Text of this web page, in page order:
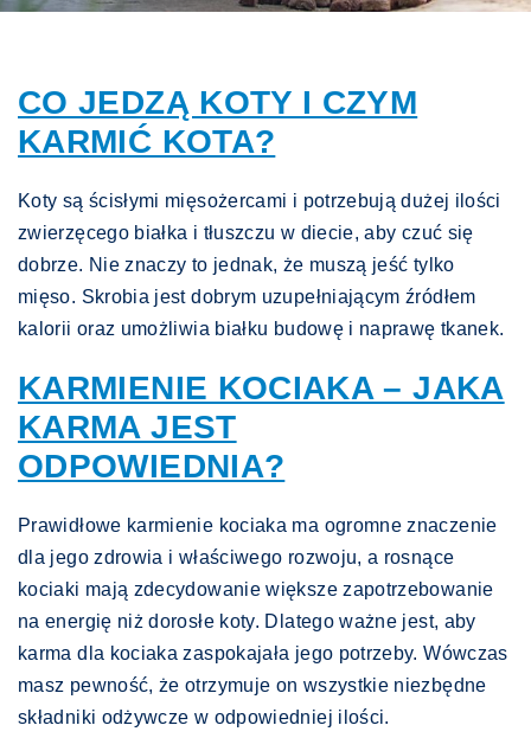
CO JEDZĄ KOTY I CZYM
KARMIĆ KOTA?
Koty są ścisłymi mięsożercami i potrzebują dużej ilości
zwierzęcego białka i tłuszczu w diecie, aby czuć się
dobrze. Nie znaczy to jednak, że muszą jeść tylko
mięso. Skrobia jest dobrym uzupełniającym źródłem
kalorii oraz umożliwia białku budowę i naprawę tkanek.
KARMIENIE KOCIAKA – JAKA
KARMA JEST
ODPOWIEDNIA?
Prawidłowe karmienie kociaka ma ogromne znaczenie
dla jego zdrowia i właściwego rozwoju, a rosnące
kociaki mają zdecydowanie większe zapotrzebowanie
na energię niż dorosłe koty. Dlatego ważne jest, aby
karma dla kociaka zaspokajała jego potrzeby. Wówczas
masz pewność, że otrzymuje on wszystkie niezbędne
składniki odżywcze w odpowiedniej ilości.